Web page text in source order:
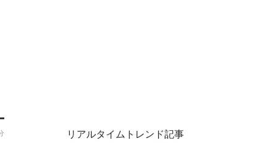
リアルタイムトレンド記事